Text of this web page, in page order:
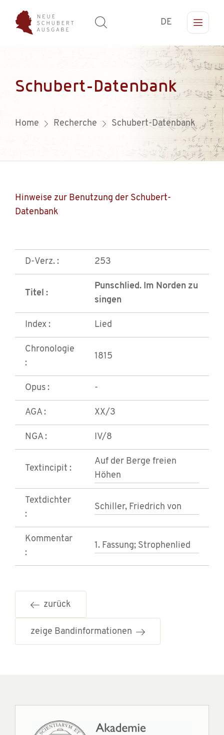
DE
Schubert-Datenbank
Home Recherche Schubert-Datenbank
Hinweise zur Benutzung der Schubert-
Datenbank
D-Verz. : 253
Titel :
Punschlied. Im Norden zu
singen
Index : Lied
Chronologie
:
1815
Opus : -
AGA : XX/3
NGA : IV/8
Textincipit :
Auf der Berge freien
Höhen
Textdichter
:
Schiller, Friedrich von
Kommentar
:
1. Fassung; Strophenlied
zurück
zeige Bandinformationen